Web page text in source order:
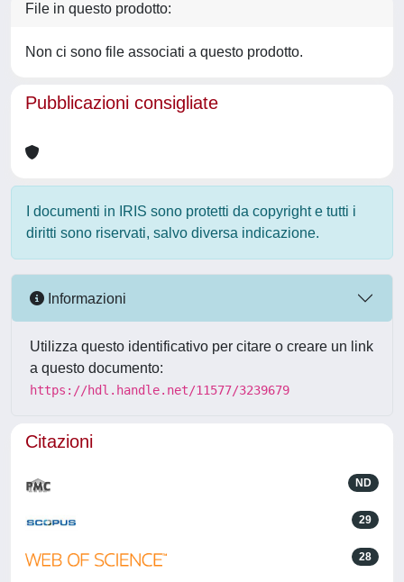
File in questo prodotto:
Non ci sono file associati a questo prodotto.
Pubblicazioni consigliate
I documenti in IRIS sono protetti da copyright e tutti i
diritti sono riservati, salvo diversa indicazione.
Informazioni
Utilizza questo identificativo per citare o creare un link
a questo documento:
https://hdl.handle.net/11577/3239679
Citazioni
ND
29
28